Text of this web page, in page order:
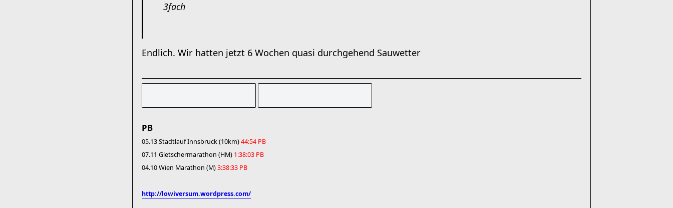
3fach
Endlich. Wir hatten jetzt 6 Wochen quasi durchgehend Sauwetter
PB
05.13 Stadtlauf Innsbruck (10km)44:54 PB
07.11 Gletschermarathon (HM) 1:38:03 PB
04.10 Wien Marathon (M)3:38:33 PB
http://lowiversum.wordpress.com/